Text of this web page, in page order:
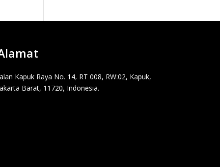
Kapuk Raya No. 14, RT 008, RW:02, Kapuk,
Barat, 11720, Indonesia.